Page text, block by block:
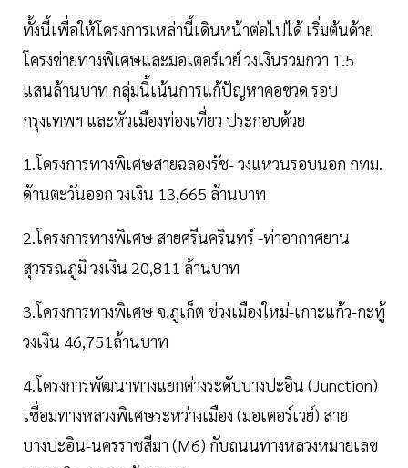
ทั้งนี้เพื่อให้โครงการเหล่านี้เดินหน้าต่อไปได้ เริ่มต้นด้วย
โครงข่ายทางพิเศษและมอเตอร์เวย์ วงเงินรวมกว่า 1.5
แสนล้านบาท กลุ่มนี้เน้นการแก้ปัญหาคอขวด รอบ
กรุงเทพฯ และหัวเมืองท่องเที่ยว ประกอบด้วย
1.โครงการทางพิเศษสายฉลองรัช- วงแหวนรอบนอก กทม.
ด้านตะวันออก วงเงิน 13,665 ล้านบาท
2.โครงการทางพิเศษ สายศรีนครินทร์ -ท่าอากาศยาน
สุวรรณภูมิ วงเงิน 20,811 ล้านบาท
3.โครงการทางพิเศษ จ.ภูเก็ต ช่วงเมืองใหม่-เกาะแก้ว-กะทู้
วงเงิน 46,751ล้านบาท
4.โครงการพัฒนาทางแยกต่างระดับบางปะอิน (Junction)
เชื่อมทางหลวงพิเศษระหว่างเมือง (มอเตอร์เวย์) สาย
บางปะอิน-นครราชสีมา (M6) กับถนนทางหลวงหมายเลข